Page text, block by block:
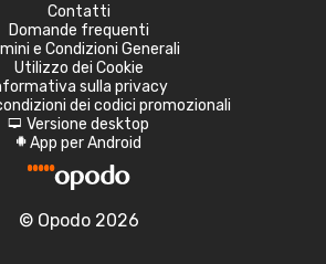
Contatti
Domande frequenti
e Condizioni Generali
Utilizzo dei Cookie
sulla privacy
dei codici promozionali
d Versione desktop
A App per Android
© Opodo 2026